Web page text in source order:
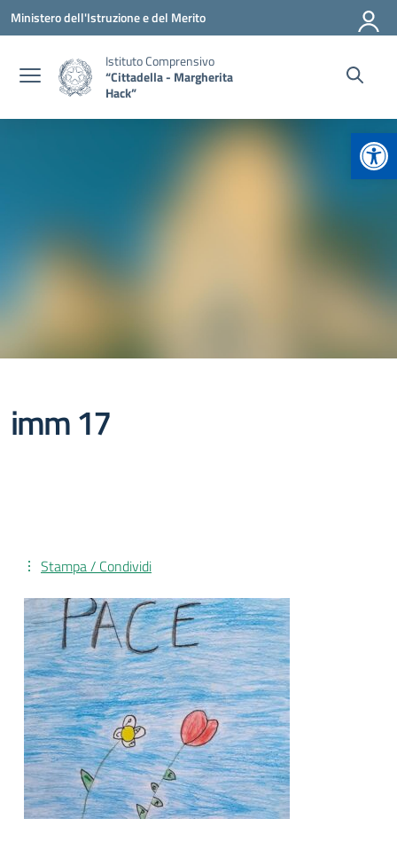
Vai ai contenuti
Vai al menu di navigazione
Vai al footer
Ministero dell'Istruzione e del Merito
Istituto Comprensivo
“Cittadella - Margherita
Hack”
imm 17
Stampa / Condividi